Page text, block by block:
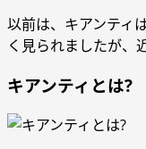
以前は、キアンティ
く見られましたが、
キアンティとは?